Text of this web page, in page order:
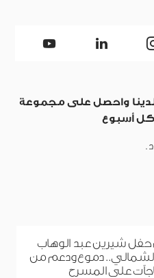
لدينا واحصل على مجموعة
كل أسبوع
حفل شيرين عبد الوهاب
دموع ودعم من
على المسرح